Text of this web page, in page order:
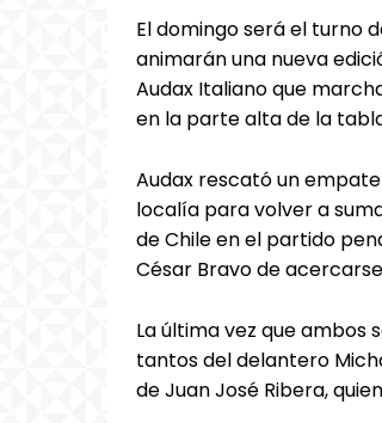
El domingo será el turno
animarán una nueva
Audax Italiano que
en la parte alta de la
Audax rescató un
localía para volver a
de Chile en el partido
César Bravo de
La última vez que ambos
tantos del delantero
de Juan José Ribera,